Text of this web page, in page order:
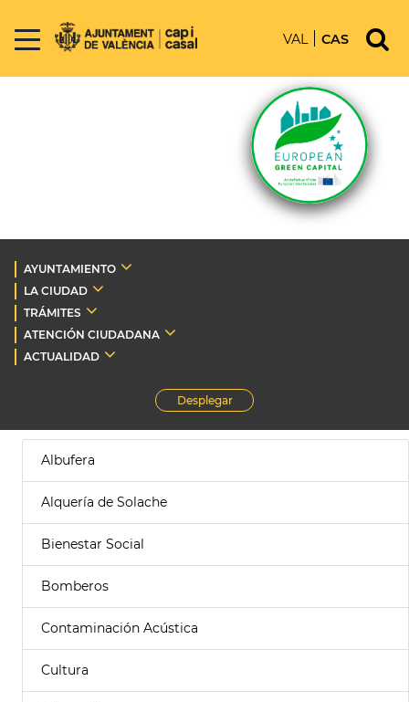
VAL CAS
AYUNTAMIENTO
LA CIUDAD
TRÁMITES
ATENCIÓN CIUDADANA
ACTUALIDAD
Desplegar
Albufera
Alquería de Solache
Bienestar Social
Bomberos
Contaminación Acústica
Cultura